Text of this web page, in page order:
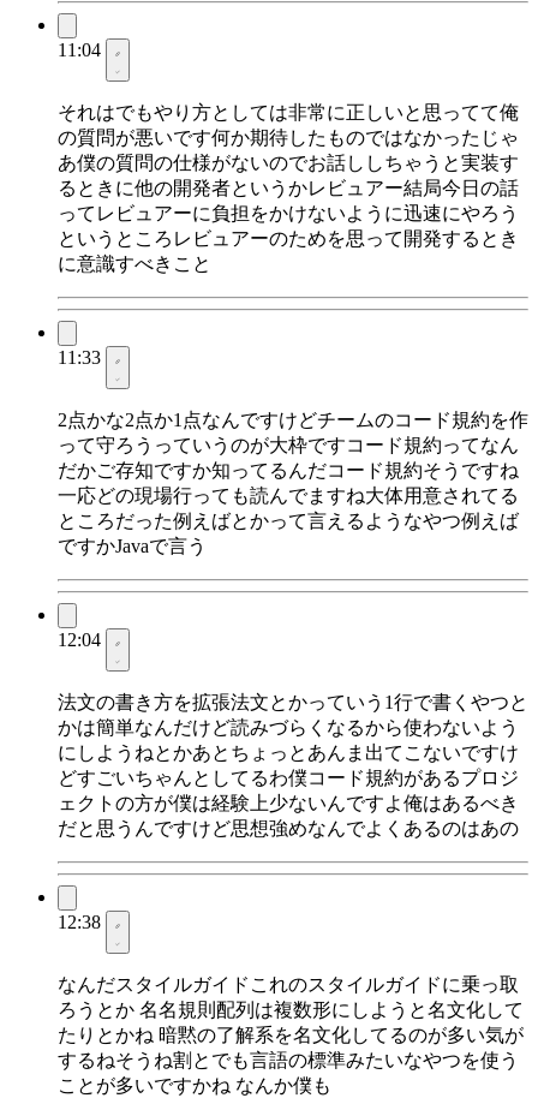
11:04
それはでもやり方としては非常に正しいと思ってて俺
の質問が悪いです何か期待したものではなかったじゃ
あ僕の質問の仕様がないのでお話ししちゃうと実装す
るときに他の開発者というかレビュアー結局今日の話
ってレビュアーに負担をかけないように迅速にやろう
というところレビュアーのためを思って開発するとき
に意識すべきこと
11:33
2点かな2点か1点なんですけどチームのコード規約を作
って守ろうっていうのが大枠ですコード規約ってなん
だかご存知ですか知ってるんだコード規約そうですね
一応どの現場行っても読んでますね大体用意されてる
ところだった例えばとかって言えるようなやつ例えば
ですかJavaで言う
12:04
法文の書き方を拡張法文とかっていう1行で書くやつと
かは簡単なんだけど読みづらくなるから使わないよう
にしようねとかあとちょっとあんま出てこないですけ
どすごいちゃんとしてるわ僕コード規約があるプロジ
ェクトの方が僕は経験上少ないんですよ俺はあるべき
だと思うんですけど思想強めなんでよくあるのはあの
12:38
なんだスタイルガイドこれのスタイルガイドに乗っ取
ろうとか 名名規則配列は複数形にしようと名文化して
たりとかね 暗黙の了解系を名文化してるのが多い気が
するねそうね割とでも言語の標準みたいなやつを使う
ことが多いですかね なんか僕も